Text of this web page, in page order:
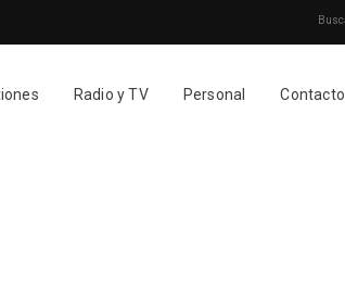
Radio y TV Personal Contacto